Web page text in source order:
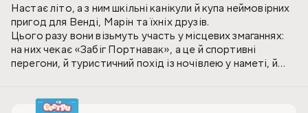
Настає літо, а з ним шкільні канікули й купа неймовірних
пригод для Венді, Марін та їхніх друзів.
Цього разу вони візьмуть участь у місцевих змаганнях:
на них чекає «Забіг Портнавак», а це й спортивні
перегони, й туристичний похід із ночівлею у наметі, й
сумнівайтеся!). І трошки романтики для Венді, — адже